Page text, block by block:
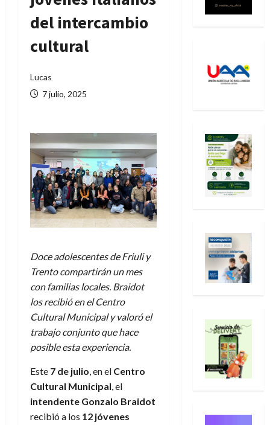
del intercambio
cultural
Lucas
7 julio, 2025
Doce adolescentes de Friuli y
Trento compartirán un mes
con familias locales. Braidot
los recibió en el Centro
Cultural Municipal y valoró el
trabajo conjunto que hace
posible esta experiencia.
Este 7 de julio, en el Centro
Cultural Municipal, el
intendente Gonzalo Braidot
recibió a los 12 jóvenes